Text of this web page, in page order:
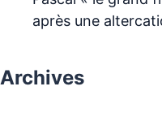
après une
Archives